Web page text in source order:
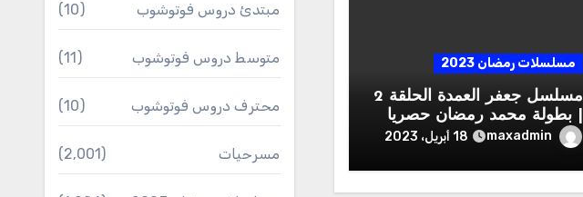
مسلسلات رمضان 2023
مسلسل جعفر العمدة الحلقة 2
| بطولة محمد رمضان حصريا
قبل الحذف
maxadmin 18 أبريل، 2023
مبتدئ دروس فوتوشوب (10)
متوسط دروس فوتوشوب (11)
محترف دروس فوتوشوب (10)
مسرحيات (2٬001)